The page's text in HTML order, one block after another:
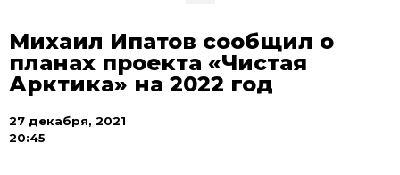
Михаил Ипатов сообщил о
планах проекта «Чистая
Арктика» на 2022 год
27 декабря, 2021
20:45